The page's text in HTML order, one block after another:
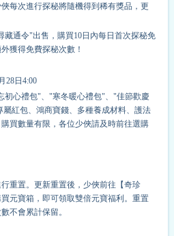
每次進行探秘將隨機得到稀有獎品，更
藏通令"出售，購買10日內每日首次探秘免
獲得免費探秘次數！
28日4:00
初心禮包"、"寒冬暖心禮包"、"佳節歡慶
紅包、鴻商寶錢、多種養成材料、護法
買數量有限，各位少俠請及時前往選購
重置。更新重置後，少俠前往【奇珍
元寶箱，即可領取雙倍元寶福利。重置
不會累計保留。